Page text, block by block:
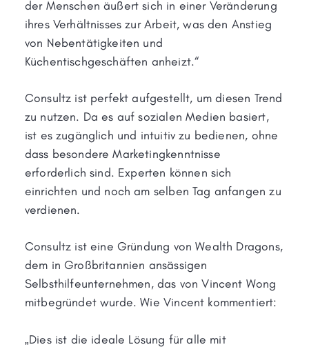
der Menschen äußert sich in einer Veränderung
ihres Verhältnisses zur Arbeit, was den Anstieg
von Nebentätigkeiten und
Küchentischgeschäften anheizt.“
Consultz ist perfekt aufgestellt, um diesen Trend
zu nutzen. Da es auf sozialen Medien basiert,
ist es zugänglich und intuitiv zu bedienen, ohne
dass besondere Marketingkenntnisse
erforderlich sind. Experten können sich
einrichten und noch am selben Tag anfangen zu
verdienen.
Consultz ist eine Gründung von Wealth Dragons,
dem in Großbritannien ansässigen
Selbsthilfeunternehmen, das von Vincent Wong
mitbegründet wurde. Wie Vincent kommentiert:
„Dies ist die ideale Lösung für alle mit